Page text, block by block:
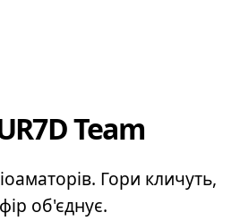
Team
Гори кличуть,
об'єднує.